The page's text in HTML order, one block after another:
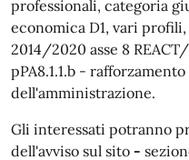
professionali, categoria
economica D1, vari
2014/2020 asse 8
pPA8.1.1.b -
dell'amministrazione.
Gli interessati potranno
dell'avviso sul sito -